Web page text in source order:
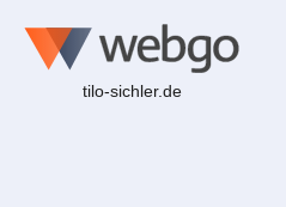
tilo-sichler.de